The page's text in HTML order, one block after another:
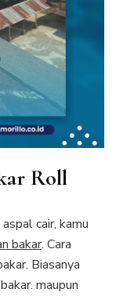
Roll
cair, kamu
bakar. Cara
Biasanya
maupun